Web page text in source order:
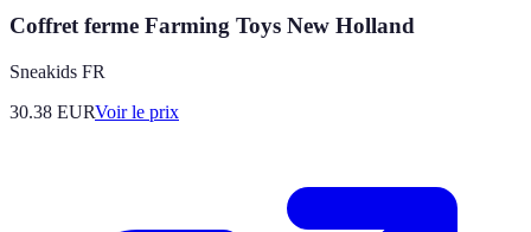
Coffret ferme Farming Toys New Holland
Sneakids FR
30.38 EURVoir le prix